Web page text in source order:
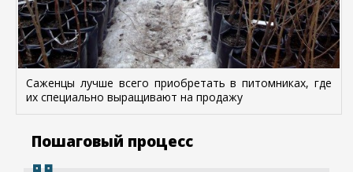
Саженцы лучше всего приобретать в питомниках, где
их специально выращивают на продажу
Пошаговый процесс